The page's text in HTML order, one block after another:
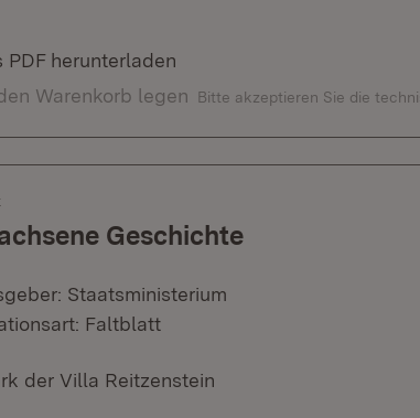
PDF herunterladen
Warenkorb legen
Bitte akzeptieren Sie die
Geschichte
Staatsministerium
Faltblatt
der Villa Reitzenstein